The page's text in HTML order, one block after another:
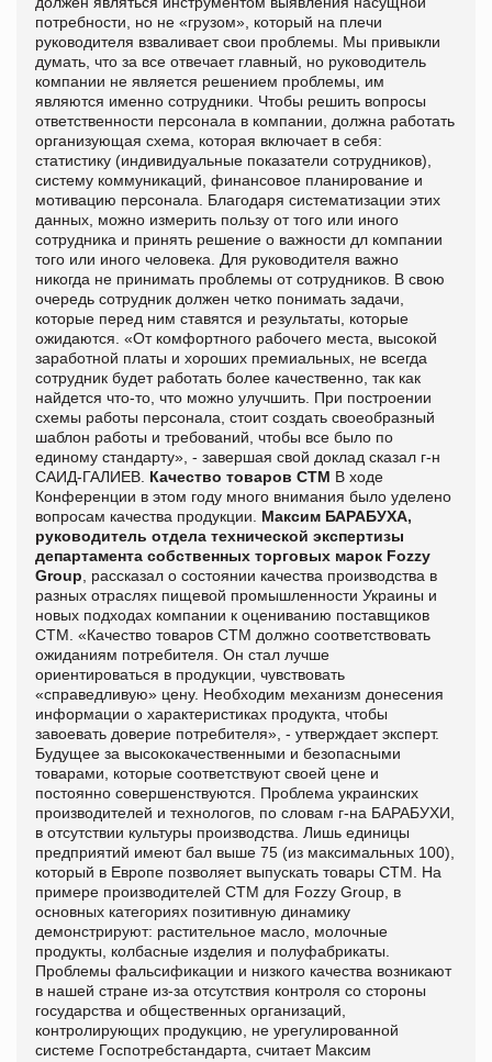
потребности, но не «грузом», который на плечи
руководителя взваливает свои проблемы. Мы привыкли
думать, что за все отвечает главный, но руководитель
компании не является решением проблемы, им
являются именно сотрудники. Чтобы решить вопросы
ответственности персонала в компании, должна работать
организующая схема, которая включает в себя:
статистику (индивидуальные показатели сотрудников),
систему коммуникаций, финансовое планирование и
мотивацию персонала. Благодаря систематизации этих
данных, можно измерить пользу от того или иного
сотрудника и принять решение о важности дл компании
того или иного человека. Для руководителя важно
никогда не принимать проблемы от сотрудников. В свою
очередь сотрудник должен четко понимать задачи,
которые перед ним ставятся и результаты, которые
ожидаются. «От комфортного рабочего места, высокой
заработной платы и хороших премиальных, не всегда
сотрудник будет работать более качественно, так как
найдется что-то, что можно улучшить. При построении
схемы работы персонала, стоит создать своеобразный
шаблон работы и требований, чтобы все было по
единому стандарту», - завершая свой доклад сказал г-н
САИД-ГАЛИЕВ. Качество товаров СТМ В ходе
Конференции в этом году много внимания было уделено
вопросам качества продукции. Максим БАРАБУХА,
руководитель отдела технической экспертизы
департамента собственных торговых марок Fozzy
Group , рассказал о состоянии качества производства в
разных отраслях пищевой промышленности Украины и
новых подходах компании к оцениванию поставщиков
СТМ. «Качество товаров СТМ должно соответствовать
ожиданиям потребителя. Он стал лучше
ориентироваться в продукции, чувствовать
«справедливую» цену. Необходим механизм донесения
информации о характеристиках продукта, чтобы
завоевать доверие потребителя», - утверждает эксперт.
Будущее за высококачественными и безопасными
товарами, которые соответствуют своей цене и
постоянно совершенствуются. Проблема украинских
производителей и технологов, по словам г-на БАРАБУХИ,
в отсутствии культуры производства. Лишь единицы
предприятий имеют бал выше 75 (из максимальных 100),
который в Европе позволяет выпускать товары СТМ. На
примере производителей СТМ для Fozzy Group, в
основных категориях позитивную динамику
демонстрируют: растительное масло, молочные
продукты, колбасные изделия и полуфабрикаты.
Проблемы фальсификации и низкого качества возникают
в нашей стране из-за отсутствия контроля со стороны
государства и общественных организаций,
контролирующих продукцию, не урегулированной
системе Госпотребстандарта, считает Максим